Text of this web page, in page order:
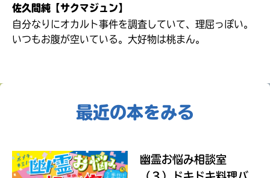
佐久間純【サクマジュン】
自分なりにオカルト事件を調査していて、理屈っぽい。
いつもお腹が空いている。大好物は桃まん。
最近の本をみる
幽霊お悩み相談室